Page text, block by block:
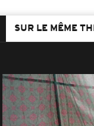
SUR LE MÊME